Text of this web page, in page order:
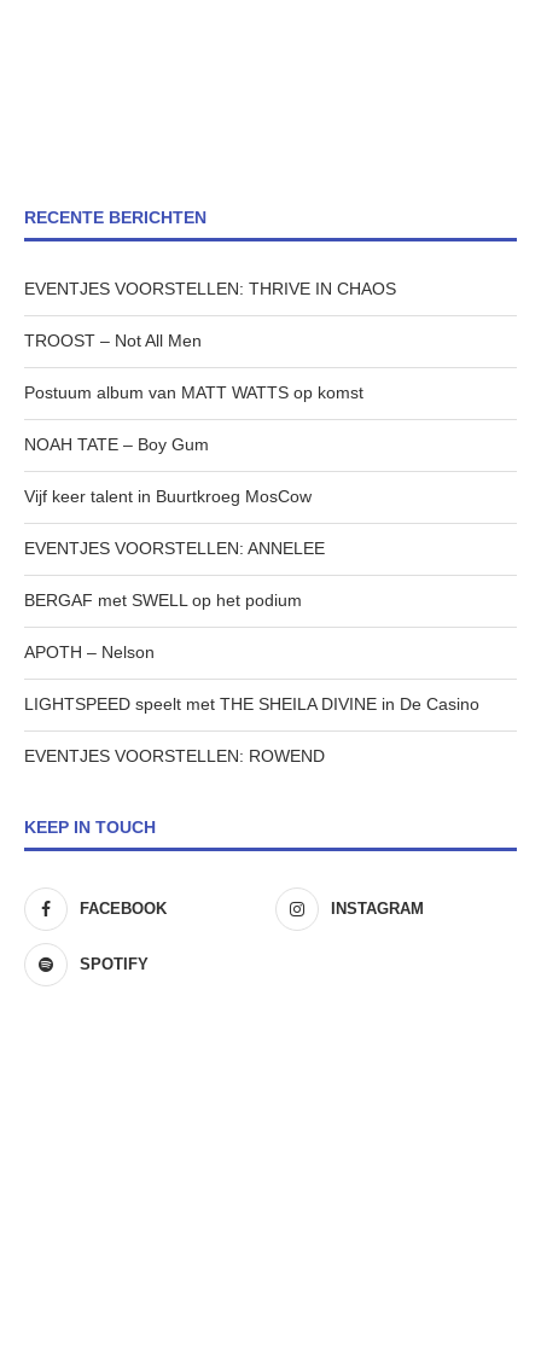
RECENTE BERICHTEN
EVENTJES VOORSTELLEN: THRIVE IN CHAOS
TROOST – Not All Men
Postuum album van MATT WATTS op komst
NOAH TATE – Boy Gum
Vijf keer talent in Buurtkroeg MosCow
EVENTJES VOORSTELLEN: ANNELEE
BERGAF met SWELL op het podium
APOTH – Nelson
LIGHTSPEED speelt met THE SHEILA DIVINE in De Casino
EVENTJES VOORSTELLEN: ROWEND
KEEP IN TOUCH
FACEBOOK INSTAGRAM
SPOTIFY